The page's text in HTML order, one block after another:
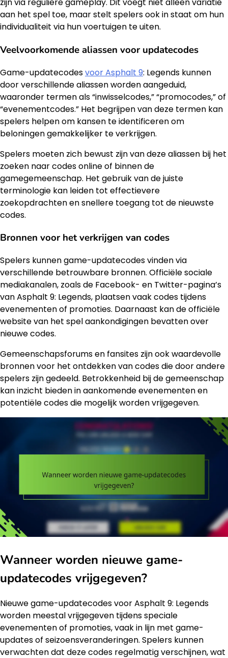
zijn via reguliere gameplay. Dit voegt niet alleen variatie
aan het spel toe, maar stelt spelers ook in staat om hun
individualiteit via hun voertuigen te uiten.
Veelvoorkomende aliassen voor updatecodes
Game-updatecodesvoor Asphalt 9: Legends kunnen
door verschillende aliassen worden aangeduid,
waaronder termen als “inwisselcodes,” “promocodes,” of
“evenementcodes.” Het begrijpen van deze termen kan
spelers helpen om kansen te identificeren om
beloningen gemakkelijker te verkrijgen.
Spelers moeten zich bewust zijn van deze aliassen bij het
zoeken naar codes online of binnen de
gamegemeenschap. Het gebruik van de juiste
terminologie kan leiden tot effectievere
zoekopdrachten en snellere toegang tot de nieuwste
codes.
Bronnen voor het verkrijgen van codes
Spelers kunnen game-updatecodes vinden via
verschillende betrouwbare bronnen. Officiële sociale
mediakanalen, zoals de Facebook- en Twitter-pagina’s
van Asphalt 9: Legends, plaatsen vaak codes tijdens
evenementen of promoties. Daarnaast kan de officiële
website van het spel aankondigingen bevatten over
nieuwe codes.
Gemeenschapsforums en fansites zijn ook waardevolle
bronnen voor het ontdekken van codes die door andere
spelers zijn gedeeld. Betrokkenheid bij de gemeenschap
kan inzicht bieden in aankomende evenementen en
potentiële codes die mogelijk worden vrijgegeven.
Wanneer worden nieuwe game-
updatecodes vrijgegeven?
Nieuwe game-updatecodes voor Asphalt 9: Legends
worden meestal vrijgegeven tijdens speciale
evenementen of promoties, vaak in lijn met game-
updates of seizoensveranderingen. Spelers kunnen
verwachten dat deze codes regelmatig verschijnen, wat